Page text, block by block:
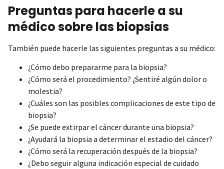
Preguntas para hacerle a su
médico sobre las biopsias
También puede hacerle las siguientes preguntas a su médico:
¿Cómo debo prepararme para la biopsia?
¿Cómo será el procedimiento? ¿Sentiré algún dolor o
molestia?
¿Cuáles son las posibles complicaciones de este tipo de
biopsia?
¿Se puede extirpar el cáncer durante una biopsia?
¿Ayudará la biopsia a determinar el estadio del cáncer?
¿Cómo será la recuperación después de la biopsia?
¿Debo seguir alguna indicación especial de cuidado